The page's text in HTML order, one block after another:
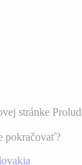
stránke
pokračovať?